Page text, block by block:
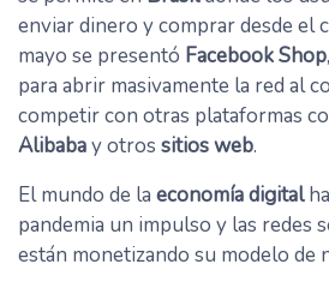
enviar dinero y comprar desde el
mayo se presentó Facebook Shop
para abrir masivamente la red al
competir con otras plataformas
Alibabay otros sitios web.
El mundo de la economía digital
pandemia un impulso y las redes
están monetizando su modelo de